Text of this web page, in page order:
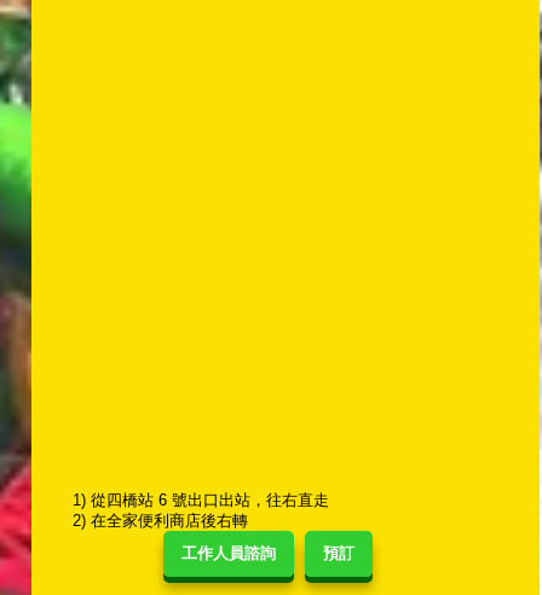
工作人員諮詢 預訂
1) 從四橋站 6 號出口出站，往右直走
2) 在全家便利商店後右轉